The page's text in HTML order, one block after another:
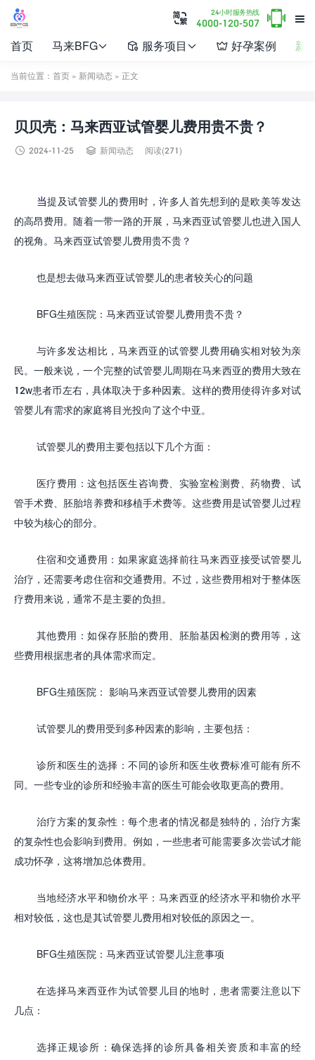

24小时服务热线
4000-120-507 

首页 马来BFG  服务项目   好孕案例 新
当前位置： 首页 » 新闻动态 » 正文
贝贝壳：马来西亚试管婴儿费用贵不贵？
 2024-11-25  新闻动态 阅读(271)
当提及试管婴儿的费用时，许多人首先想到的是欧美等发达
的高昂费用。随着一带一路的开展，马来西亚试管婴儿也进入国人
的视角。 马来西亚试管婴儿费用贵不贵？
也是想去做马来西亚试管婴儿的患者较关心的问题
BFG生殖医院： 马来西亚试管婴儿费用贵不贵？
与许多发达相比，马来西亚的试管婴儿费用确实相对较为亲
民。一般来说，一个完整的试管婴儿周期在马来西亚的费用大致在
12w患者币左右，具体取决于多种因素。这样的费用使得许多对试
管婴儿有需求的家庭将目光投向了这个中亚。
试管婴儿的费用主要包括以下几个方面：
医疗费用：这包括医生咨询费、实验室检测费、药物费、试
管手术费、胚胎培养费和移植手术费等。这些费用是试管婴儿过程
中较为核心的部分。
住宿和交通费用：如果家庭选择前往马来西亚接受试管婴儿
治疗，还需要考虑住宿和交通费用。不过，这些费用相对于整体医
疗费用来说，通常不是主要的负担。
其他费用：如保存胚胎的费用、胚胎基因检测的费用等，这
些费用根据患者的具体需求而定。
BFG生殖医院： 影响马来西亚试管婴儿费用的因素
试管婴儿的费用受到多种因素的影响，主要包括：
诊所和医生的选择：不同的诊所和医生收费标准可能有所不
同。一些专业的诊所和经验丰富的医生可能会收取更高的费用。
治疗方案的复杂性：每个患者的情况都是独特的，治疗方案
的复杂性也会影响到费用。例如，一些患者可能需要多次尝试才能
成功怀孕，这将增加总体费用。
当地经济水平和物价水平：马来西亚的经济水平和物价水平
相对较低，这也是其试管婴儿费用相对较低的原因之一。
BFG生殖医院： 马来西亚试管婴儿注意事项
在选择马来西亚作为试管婴儿目的地时，患者需要注意以下
几点：
选择正规诊所：确保选择的诊所具备相关资质和丰富的经